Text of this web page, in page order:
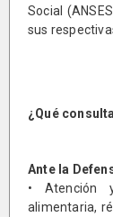
Social
sus
¿Qué
Ante la
• Atención
alimentaria,